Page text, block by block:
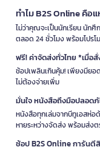
ทำไม B2S Online คื
ไม่ว่าคุณจะเป็นนักเรียน นัก
ตลอด 24 ชั่วโมง พร้อมโปร
ฟรี! ค่าจัดส่งทั่วไทย *เมื่
ช้อปเพลินเกินคุ้ม! เพียงมีย
ไม่ต้องจ่ายเพิ่ม
มั่นใจ หนังสือถึงมือปลอด
หนังสือทุกเล่มจากบีทูเอสห่อ
หายระหว่างจัดส่ง พร้อมส่
ช้อป B2S Online การันตี